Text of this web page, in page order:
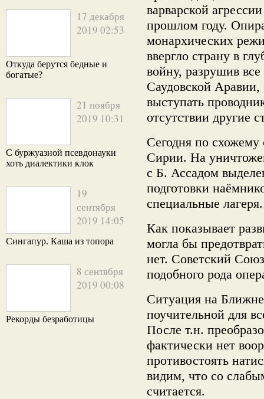
17 декабря
2019 02:53
Откуда берутся бедные и
богатые?
21 ноября
2019 10:31
С буржуазной псевдонауки
хоть диалектики клок
19
сентября
2019 14:05
Сингапур. Каша из топора
8 сентября
2019 00:08
Рекорды безработицы
варварской
прошлом году.
монархических
ввергло страну в
войну, разрушив
Саудовской
выступать
отсутствии другие
Сегодня по схожему
Сирии. На
с Б. Ассадом
подготовки
специальные
Как показывает
могла бы
нет. Советский
подобного рода
Ситуация на
поучительной для
После т.н.
фактически нет
противостоять
видим, что со
считается.